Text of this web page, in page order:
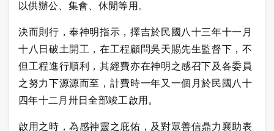
以供辦公、集會、休閒等用。
決而則行，奉神明指示，擇吉於民國八十三年十一月
十八日破土開工，在工程顧問吳天賜先生監督下，不
但工程進行順利，其經費亦在神明之感召下及各委員
之努力下源源而至，計費時一年又一個月於民國八十
四年十二月卅日全部竣工啟用。
啟用之時，為感神靈之庇佑，及對眾善信鼎力襄助表